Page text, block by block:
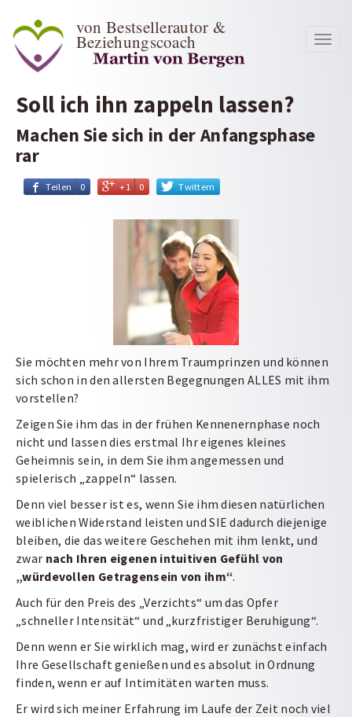
von Bestsellerautor &
Beziehungscoach
Soll ich ihn zappeln lassen?
Machen Sie sich in der Anfangsphase
rar
Teilen 0 +1 0 Twittern
Sie möchten mehr von Ihrem Traumprinzen und können
sich schon in den allersten Begegnungen ALLES mit ihm
vorstellen?
Zeigen Sie ihm das in der frühen Kennenernphase noch
nicht und lassen dies erstmal Ihr eigenes kleines
Geheimnis sein, in dem Sie ihm angemessen und
spielerisch „zappeln“ lassen.
Denn viel besser ist es, wenn Sie ihm diesen natürlichen
weiblichen Widerstand leisten und SIE dadurch diejenige
bleiben, die das weitere Geschehen mit ihm lenkt, und
zwar nach Ihren eigenen intuitiven Gefühl von
„würdevollen Getragensein von ihm“.
Auch für den Preis des „Verzichts“ um das Opfer
„schneller Intensität“ und „kurzfristiger Beruhigung“.
Denn wenn er Sie wirklich mag, wird er zunächst einfach
Ihre Gesellschaft genießen und es absolut in Ordnung
finden, wenn er auf Intimitäten warten muss.
Er wird sich meiner Erfahrung im Laufe der Zeit noch viel